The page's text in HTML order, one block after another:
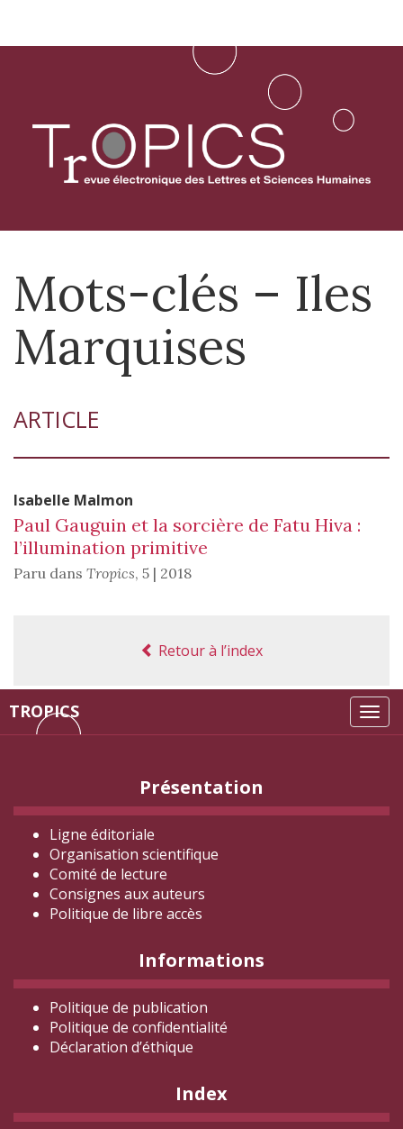
Aller
TROPICS
Mots-clés – Iles
Marquises
ARTICLE
Isabelle Malmon
Paul Gauguin et la sorcière de Fatu Hiva :
l’illumination primitive
Paru dans Tropics, 5 | 2018
Retour à l’index
Présentation
Ligne éditoriale
Organisation scientifique
Comité de lecture
Consignes aux auteurs
Politique de libre accès
Informations
Politique de publication
Politique de confidentialité
Déclaration d’éthique
Index